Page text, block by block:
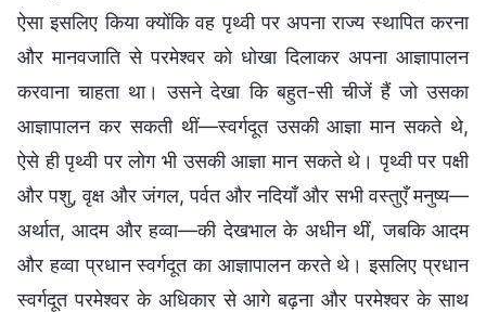
ऐसा इसलिए किया क्योंकि वह पृथ्वी पर अपना राज्य स्थापित करना
और मानवजाति से परमेश्वर को धोखा दिलाकर अपना आज्ञापालन
करवाना चाहता था। उसने देखा कि बहुत-सी चीजें हैं जो उसका
आज्ञापालन कर सकती थीं—स्वर्गदूत उसकी आज्ञा मान सकते थे,
ऐसे ही पृथ्वी पर लोग भी उसकी आज्ञा मान सकते थे। पृथ्वी पर पक्षी
और पशु, वृक्ष और जंगल, पर्वत और नदियाँ और सभी वस्तुएँ मनुष्य—
अर्थात, आदम और हव्वा—की देखभाल के अधीन थीं, जबकि आदम
और हव्वा प्रधान स्वर्गदूत का आज्ञापालन करते थे। इसलिए प्रधान
स्वर्गदूत परमेश्वर के अधिकार से आगे बढ़ना और परमेश्वर के साथ